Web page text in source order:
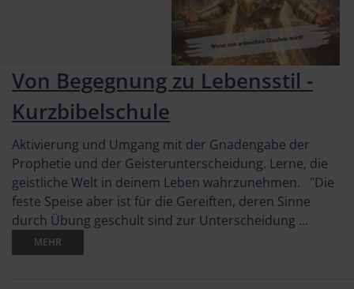
Von Begegnung zu Lebensstil -
Kurzbibelschule
Aktivierung und Umgang mit der Gnadengabe der
Prophetie und der Geisterunterscheidung. Lerne, die
geistliche Welt in deinem Leben wahrzunehmen. "Die
feste Speise aber ist für die Gereiften, deren Sinne
durch Übung geschult sind zur Unterscheidung ...
MEHR